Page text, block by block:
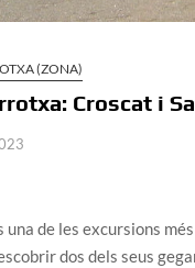
(ZONA)
Croscat i
una de les excursions
dos dels seus